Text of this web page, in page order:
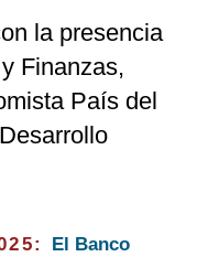
la presencia
Finanzas,
País del
El Banco